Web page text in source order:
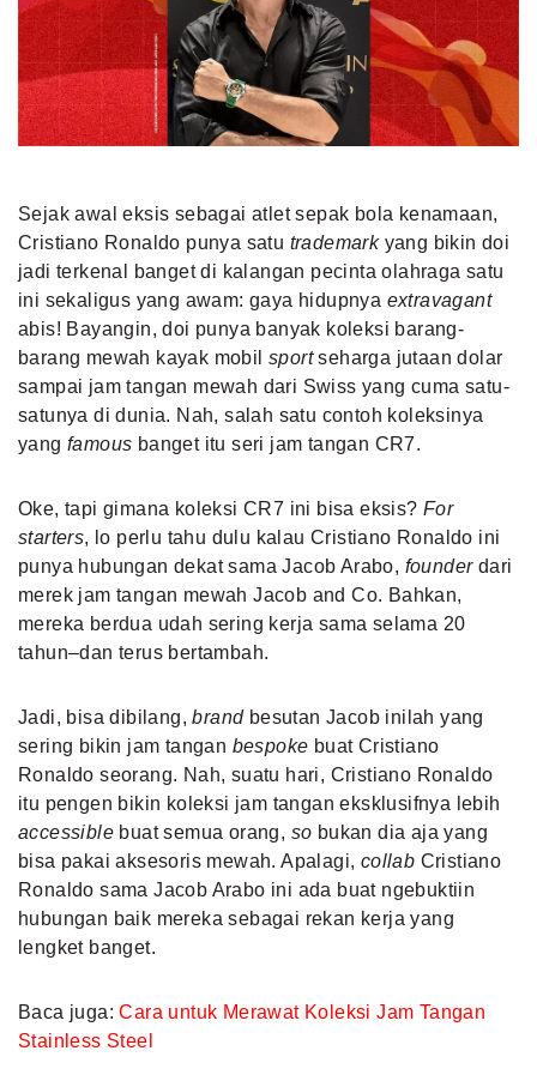
Sejak awal eksis sebagai atlet sepak bola kenamaan,
Cristiano Ronaldo punya satu trademark yang bikin doi
jadi terkenal banget di kalangan pecinta olahraga satu
ini sekaligus yang awam: gaya hidupnya extravagant
abis! Bayangin, doi punya banyak koleksi barang-
barang mewah kayak mobil sportseharga jutaan dolar
sampai jam tangan mewah dari Swiss yang cuma satu-
satunya di dunia. Nah, salah satu contoh koleksinya
yang famous banget itu seri jam tangan CR7.
Oke, tapi gimana koleksi CR7 ini bisa eksis? For
starters, lo perlu tahu dulu kalau Cristiano Ronaldo ini
punya hubungan dekat sama Jacob Arabo, founder dari
merek jam tangan mewah Jacob and Co. Bahkan,
mereka berdua udah sering kerja sama selama 20
tahun–dan terus bertambah.
Jadi, bisa dibilang,brand besutan Jacob inilah yang
sering bikin jam tangan bespoke buat Cristiano
Ronaldo seorang. Nah, suatu hari, Cristiano Ronaldo
itu pengen bikin koleksi jam tangan eksklusifnya lebih
accessible buat semua orang, so bukan dia aja yang
bisa pakai aksesoris mewah. Apalagi, collab Cristiano
Ronaldo sama Jacob Arabo ini ada buat ngebuktiin
hubungan baik mereka sebagai rekan kerja yang
lengket banget.
Baca juga:Cara untuk Merawat Koleksi Jam Tangan
Stainless Steel